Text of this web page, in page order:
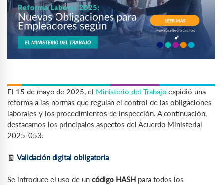
El 15 de mayo de 2025, el Ministerio del Trabajo expidió una
reforma a las normas que regulan el control de las obligaciones
laborales y los procedimientos de inspección. A continuación,
destacamos los principales aspectos del Acuerdo Ministerial
2025-053.
🧾 Validación digital obligatoria
Se introduce el uso de un código HASH para todos los